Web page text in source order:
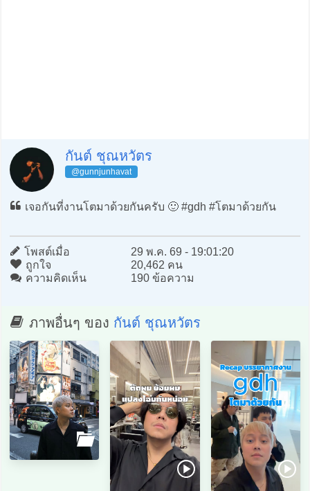
กันต์ ชุณหวัตร
@gunnjunhavat
เจอกันที่งานโตมาด้วยกันครับ 🙂 #gdh #โตมาด้วยกัน
โพสต์เมื่อ
29 พ.ค. 69 - 19:01:20
ถูกใจ
20,462 คน
ความคิดเห็น
190 ข้อความ
ภาพอื่นๆ ของ กันต์ ชุณหวัตร